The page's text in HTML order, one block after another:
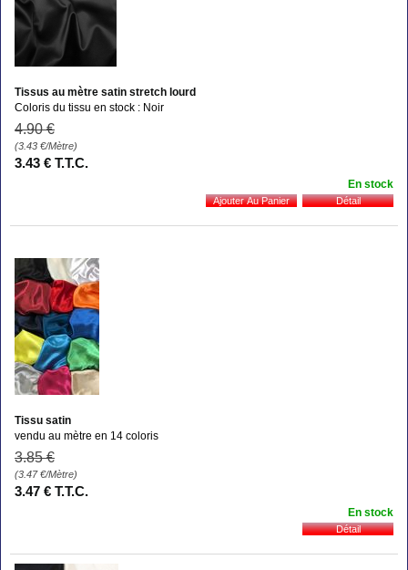
Tissus au mètre satin stretch lourd
Coloris du tissu en stock : Noir
4.90 €
(3.43 €/Mètre)
3.43 € T.T.C.
En stock
Tissu satin
vendu au mètre en 14 coloris
3.85 €
(3.47€/Mètre)
3.47 € T.T.C.
En stock